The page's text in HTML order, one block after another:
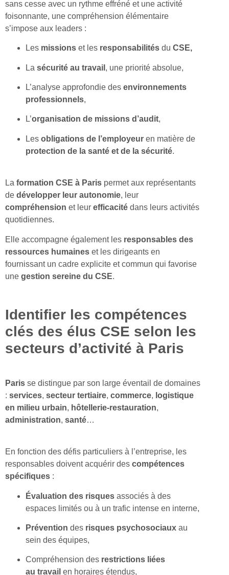
sans cesse avec un rythme effréné et une activité
foisonnante, une compréhension élémentaire
s’impose aux leaders :
Les missions et les responsabilités du CSE,
La sécurité au travail , une priorité absolue,
L’analyse approfondie des environnements
professionnels,
L’organisation de missions d’audit,
Les obligations de l’employeur en matière de
protection de la santé et de la sécurité.
La formation CSE à Paris permet aux représentants
de développer leur autonomie, leur
compréhension et leur efficacité dans leurs activités
quotidiennes.
Elle accompagne également les responsables des
ressources humaines et les dirigeants en
fournissant un cadre explicite et commun qui favorise
une gestion sereine du CSE.
Identifier les compétences
clés des élus CSE selon les
secteurs d’activité à Paris
Paris se distingue par son large éventail de domaines
: services, secteur tertiaire, commerce, logistique
en milieu urbain, hôtellerie-restauration,
administration, santé…
En fonction des défis particuliers à l’entreprise, les
responsables doivent acquérir des compétences
spécifiques :
Évaluation des risques associés à des
espaces limités ou à un trafic intense en interne,
Prévention des risques psychosociaux au
sein des équipes,
Compréhension des restrictions liées
au travail en horaires étendus,